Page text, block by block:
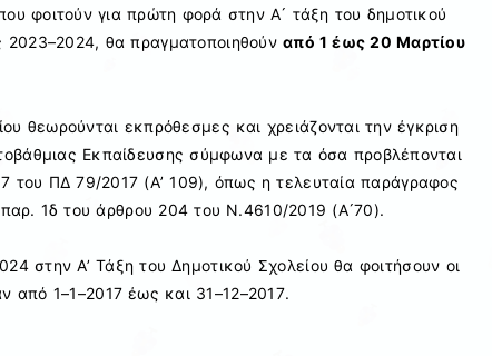
ου φοιτούν για πρώτη φορά στην Α ́ τάξη του δημοτικού
2023–2024, θα πραγματοποιηθούναπό 1 έως 20 Μαρτίου
θεωρούνται εκπρόθεσμες και χρειάζονται την έγκριση
Εκπαίδευσης σύμφωνα με τα όσα προβλέπονται
του ΠΔ 79/2017 (Α’ 109), όπως η τελευταία παράγραφος
παρ. 1δ του άρθρου 204 του Ν.4610/2019 (Α ́70).
στην Α’ Τάξη του Δημοτικού Σχολείου θα φοιτήσουν οι
από 1–1–2017 έως και 31–12–2017.